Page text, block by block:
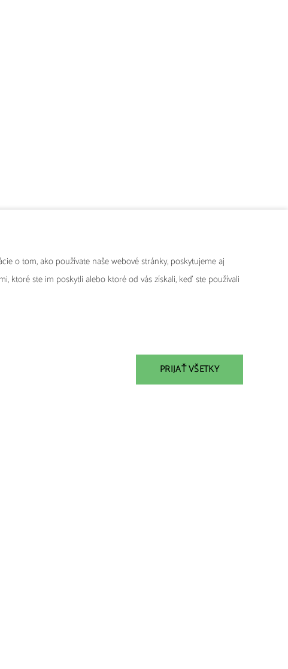
Pri chrípke a pri iných vírusových ochoreniach
o tom, ako používate naše webové stránky, poskytujeme aj
ktoré ste im poskytli alebo ktoré od vás získali, keď ste používali
PRIJAŤ VŠETKY